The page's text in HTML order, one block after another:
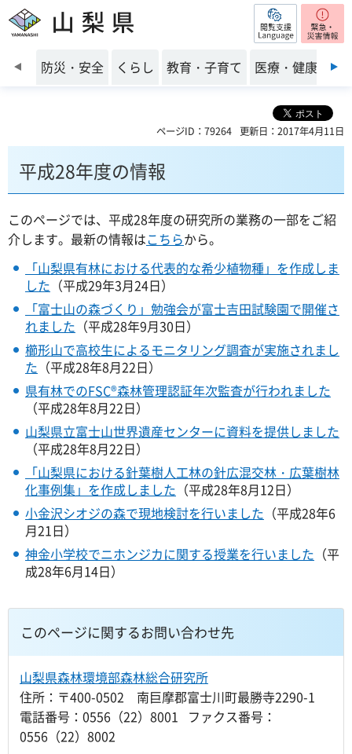
山梨県 閲覧支援
前のスライドを表示
防災・安全 くらし 教育・子育て 医療・健康・福
ページID：79264 更新日：2017年4月11日
平成28年度の情報
このページでは、平成28年度の研究所の業務の一部をご紹
介します。最新の情報はこちらから。
「山梨県有林における代表的な希少植物種」を作成しま
した （平成29年3月24日）
「富士山の森づくり」勉強会が富士吉田試験園で開催さ
れました （平成28年9月30日）
櫛形山で高校生によるモニタリング調査が実施されまし
た （平成28年8月22日）
県有林でのFSC®森林管理認証年次監査が行われました
（平成28年8月22日）
山梨県立富士山世界遺産センターに資料を提供しました
（平成28年8月22日）
「山梨県における針葉樹人工林の針広混交林・広葉樹林
化事例集」を作成しました （平成28年8月12日）
小金沢シオジの森で現地検討を行いました （平成28年6
月21日）
神金小学校でニホンジカに関する授業を行いました （平
成28年6月14日）
このページに関するお問い合わせ先
山梨県森林環境部森林総合研究所
住所：〒400-0502 南巨摩郡富士川町最勝寺2290-1
電話番号：0556（22）8001 ファクス番号：
0556（22）8002